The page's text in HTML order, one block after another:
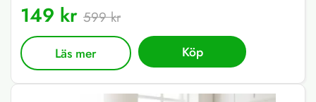
149 kr 599 kr
Läs mer Köp